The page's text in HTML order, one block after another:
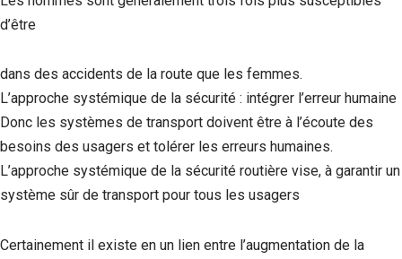
d’être
dans des accidents de la route que les femmes.
L’approche systémique de la sécurité : intégrer l’erreur humaine
Donc les systèmes de transport doivent être à l’écoute des
besoins des usagers et tolérer les erreurs humaines.
L’approche systémique de la sécurité routière vise, à garantir un
système sûr de transport pour tous les usagers
Certainement il existe en un lien entre l’augmentation de la